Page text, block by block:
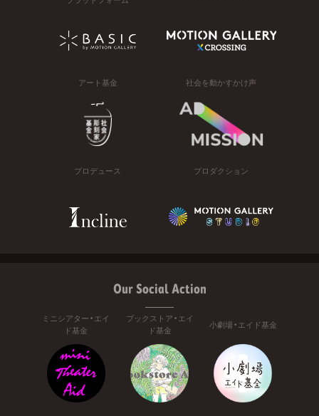
アート基金 社会を動かすかけ声
プロデュース プロダクション
Our Social Action
ミニシアター・エイ
ド基金
ブックストア・エイ
ド基金
小劇場・エイド基金